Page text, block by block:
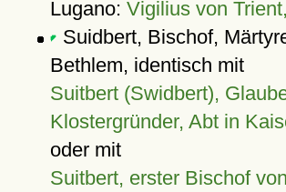
Lugano: Vigilius von
Suidbert, Bischof,
Bethlem, identisch mit
Suitbert (Swidbert),
Klostergründer, Abt in
oder mit
Suitbert, erster Bischof